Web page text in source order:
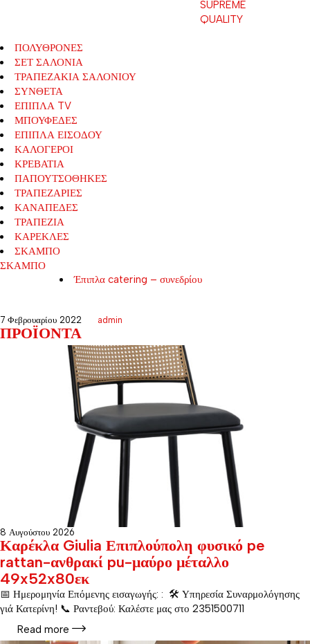
SUPREME
QUALITY
ΠΟΛΥΘΡΟΝΕΣ
ΣΕΤ ΣΑΛΟΝΙΑ
ΤΡΑΠΕΖΑΚΙΑ ΣΑΛΟΝΙΟΥ
ΣΥΝΘΕΤΑ
ΕΠΙΠΛΑ TV
ΜΠΟΥΦΕΔΕΣ
ΕΠΙΠΛΑ ΕΙΣΟΔΟΥ
ΚΑΛΟΓΕΡΟΙ
ΚΡΕΒΑΤΙΑ
ΠΑΠΟΥΤΣΟΘΗΚΕΣ
ΤΡΑΠΕΖΑΡΙΕΣ
ΚΑΝΑΠΕΔΕΣ
ΤΡΑΠΕΖΙΑ
ΚΑΡΕΚΛΕΣ
ΣΚΑΜΠΟ
ΣΚΑΜΠΟ
Έπιπλα catering – συνεδρίου
7 Φεβρουαρίου 2022 admin
ΠΡΟΪΟΝΤΑ
8 Αυγούστου 2026
Καρέκλα Giulia Επιπλούπολη φυσικό pe
rattan-ανθρακί pu-μαύρο μέταλλο
49x52x80εκ
📅 Ημερομηνία Επόμενης εισαγωγής: : 🛠️ Υπηρεσία Συναρμολόγησης
γιά Κατερίνη! 📞 Ραντεβού: Καλέστε μας στο 2351500711
Read more